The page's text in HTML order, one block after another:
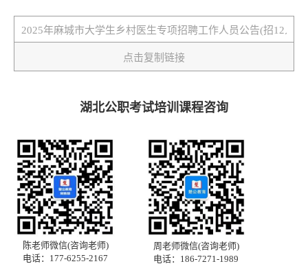
点击复制链接
湖北公职考试培训课程咨询
陈老师微信(咨询老师)
电话：177-6255-2167
周老师微信(咨询老师)
电话：186-7271-1989